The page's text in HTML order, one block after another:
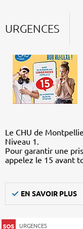
URGENCES
Le CHU de
Niveau 1.
Pour garantir une
appelez le 15 avant
EN SAVOIR PLUS
URGENCES